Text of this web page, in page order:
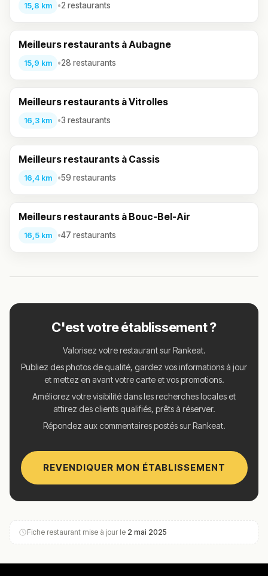
15,8 km •2 restaurants
Meilleurs restaurants à Aubagne
15,9 km •28 restaurants
Meilleurs restaurants à Vitrolles
16,3 km •3 restaurants
Meilleurs restaurants à Cassis
16,4 km •59 restaurants
Meilleurs restaurants à Bouc-Bel-Air
16,5 km •47 restaurants
C'est votre établissement ?
Valorisez votre restaurant sur Rankeat.
Publiez des photos de qualité, gardez vos informations à jour
et mettez en avant votre carte et vos promotions.
Améliorez votre visibilité dans les recherches locales et
attirez des clients qualifiés, prêts à réserver.
Répondez aux commentaires postés sur Rankeat.
REVENDIQUER MON ÉTABLISSEMENT
Fiche restaurant mise à jour le 2 mai 2025